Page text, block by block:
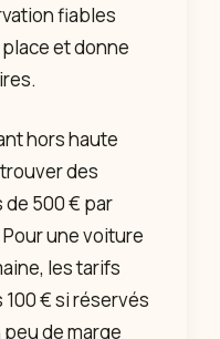
fiables
et donne
hors haute
des
500 € par
une voiture
les tarifs
€ si réservés
de marge